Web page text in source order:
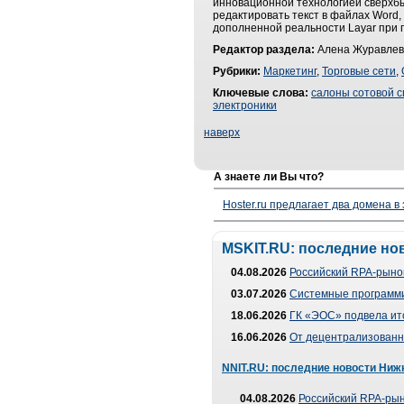
инновационной технологией
редактировать текст в файлах
дополненной реальности Layar при
Редактор раздела: Алена
Рубрики: Маркетинг, Торговые сети,
Ключевые слова: салоны сотовой
электроники
наверх
А знаете ли Вы что?
Hoster.ru предлагает два домена
MSKIT.RU: последние
04.08.2026 Российский RPA-
03.07.2026 Системные
18.06.2026 ГК «ЭОС» подвела
16.06.2026 От
NNIT.RU: последние новости
04.08.2026 Российский RPA-